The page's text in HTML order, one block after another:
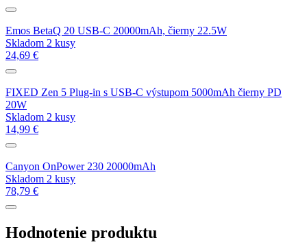
Emos BetaQ 20 USB-C 20000mAh, čierny 22.5W
Skladom 2 kusy
24,69 €
FIXED Zen 5 Plug-in s USB-C výstupom 5000mAh čierny PD
20W
Skladom 2 kusy
14,99 €
Canyon OnPower 230 20000mAh
Skladom 2 kusy
78,79 €
Hodnotenie produktu